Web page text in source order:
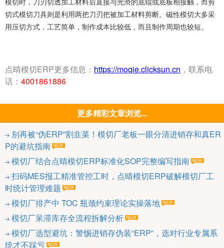
模切时，刀刃切透加工材料后直接与光滑的底辊或底板相接触，而剪
切式模切刀具则是利用两把刀刃把被加工材料剪断。磁性模切大多采
用压切方式，工艺简单，制作成本比较低，而且制作周期也较短。
点晴模切ERP更多信息： https://moqie.clicksun.cn ，联系电
话： 4001861886
更多精彩文章浏览...
别再被“伪ERP”割韭菜！模切厂老板一眼分清进销存和真ER
P的避坑指南
模切厂结合点晴模切ERP标准化SOP完整编写指南
扫码MES报工精准管控工时，点晴模切ERP破解模切厂工
时统计管理难题
模切厂排产中 TOC 瓶颈约束理论实操落地
模切厂呆滞库存全流程拆解分析
模切厂选型避坑：警惕进销存伪装“ERP”，选对行业专属系
统才不踩亏